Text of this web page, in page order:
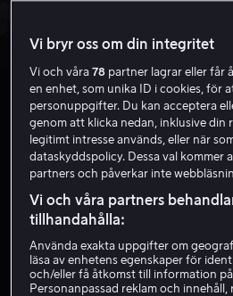
Midway
6.8 Drama 1976 2 h 5
HD
Hyr 49 kr
Vi bryr oss om din integritet
Vi och våra78 partner lagrar eller får
en enhet, som unika ID i cookies, för
personuppgifter. Du kan acceptera
genom att klicka nedan, inklusive din
legitimt intresse används, eller när
dataskyddspolicy. Dessa val kommer
partners och påverkar inte
Vi och våra partners
tillhandahålla:
Använda exakta uppgifter om
läsa av enhetens egenskaper för
och/eller få åtkomst till information
Personanpassad reklam och innehåll,